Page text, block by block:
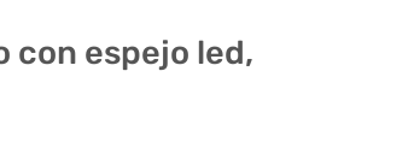
con espejo led,